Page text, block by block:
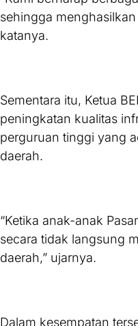
sehingga
katanya.
Sementara itu, Ketua
peningkatan kualitas
perguruan tinggi yang
daerah.
“Ketika anak-anak
secara tidak langsung
daerah,” ujarnya.
Dalam kesempatan